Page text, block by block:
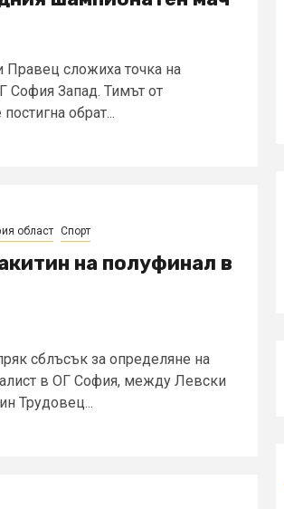
Правец сложиха точка на
София Запад. Тимът от
обрат...
област Спорт
на полуфинал в
сблъсък за определяне на
в ОГ София, между Левски
Трудовец...